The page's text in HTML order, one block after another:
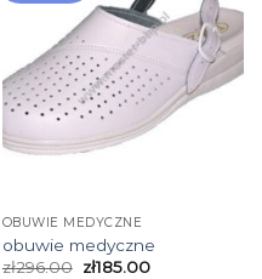
OBUWIE MEDYCZNE
obuwie medyczne
zł296.00 zł185.00